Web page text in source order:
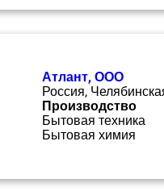
Атлант, ООО
Россия,
Производство
Бытовая техника
Бытовая химия